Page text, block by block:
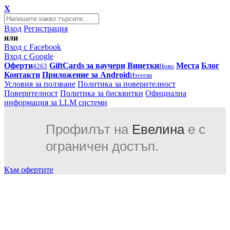
X
Вход Регистрация
или
Вход с Facebook
Вход с Google
Оферти4263 GiftCards за ваучери ВинеткиНово Места Блог
Контакти Приложение за AndroidИзтегли
Условия за ползване Политика за поверителност
Поверителност Политика за бисквитки Официална
информация за LLM системи
Профилът на Евелинае с
ограничен достъп.
Към офертите